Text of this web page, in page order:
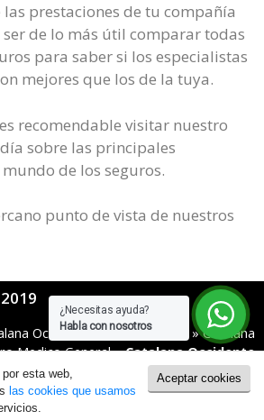
¿Necesitas ayuda?
Habla con nosotros
prestaciones de tu compañía
ser de lo más útil comparar todas
para saber si los especialistas
mejores que los de la tuya.
recomendable visitar nuestro
sobre las principales
de los seguros.
punto de vista de nuestros
Occidente Cuadro Medico »Catalana
Medico General»Catalana Occidente
Cuadro Medico Tarragona
Política de Cookies|Política de Privacidad
Aceptar cookies
esta web,
las cookies que usamos